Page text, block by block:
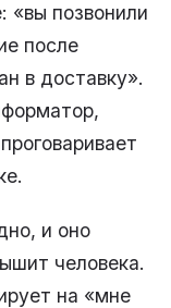
«вы позвонили
после
в доставку».
и оно
человека.
на «мне